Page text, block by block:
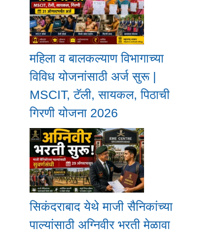
महिला व बालकल्याण विभागाच्या
विविध योजनांसाठी अर्ज सुरू |
MSCIT, टॅली, सायकल, पिठाची
गिरणी योजना 2026
सिकंदराबाद येथे माजी सैनिकांच्या
पाल्यांसाठी अग्निवीर भरती मेळावा